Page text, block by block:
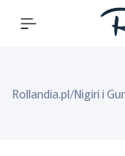
Rollandia.pl/Nigiri i